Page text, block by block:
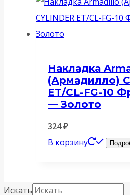
Накладка
(Армадилло)
ET/CL-FG-10
— Золото
324₽
В корзину
Искать